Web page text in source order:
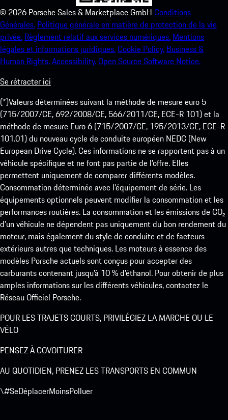
© 2026 Porsche Sales & Marketplace GmbH Conditions
Générales. Politique générale en matière de protection de la vie
privée. Règlement relatif aux services numériques. Mentions
légales et informations juridiques.Cookie Policy. Business &
Human Rights.Accessibility.Open Source Software Notice.
Se rétracter ici
(*)Valeurs déterminées suivant la méthode de mesure euro 5
(715/2007/CE, 692/2008/CE, 566/2011/CE, ECE-R 101) et la
méthode de mesure Euro 6 (715/2007/CE, 195/2013/CE, ECE-R
101.01) du nouveau cycle de conduite européen NEDC (New
European Drive Cycle). Ces informations ne se rapportent pas à un
véhicule spécifique et ne font pas partie de l’offre. Elles
permettent uniquement de comparer différents modèles.
Consommation déterminée avec l’équipement de série. Les
équipements optionnels peuvent modifier la consommation et les
performances routières. La consommation et les émissions de CO₂
d’un véhicule ne dépendent pas uniquement du bon rendement du
moteur, mais également du style de conduite et de facteurs
extérieurs autres que techniques. Les moteurs à essence des
modèles Porsche actuels sont conçus pour accepter des
carburants contenant jusqu’à 10 % d’éthanol. Pour obtenir de plus
amples informations sur les différents véhicules, contactez le
Réseau Officiel Porsche.
POUR LES TRAJETS COURTS, PRIVILÉGIEZ LA MARCHE OU LE
VÉLO
PENSEZ À COVOITURER
AU QUOTIDIEN, PRENEZ LES TRANSPORTS EN COMMUN
\#SeDéplacerMoinsPolluer